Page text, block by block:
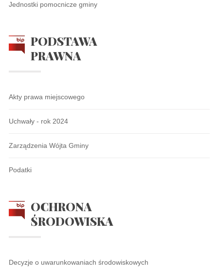
Jednostki pomocnicze gminy
PODSTAWA
PRAWNA
Akty prawa miejscowego
Uchwały - rok 2024
Zarządzenia Wójta Gminy
Podatki
OCHRONA
ŚRODOWISKA
Decyzje o uwarunkowaniach środowiskowych